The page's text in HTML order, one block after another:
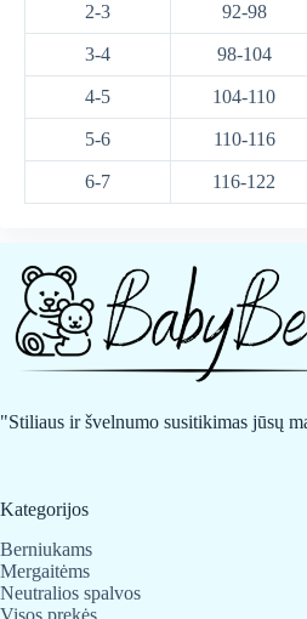
2-3 92-98
3-4 98-104
4-5 104-110
5-6 110-116
6-7 116-122
"Stiliaus ir švelnumo susitikimas jūsų
Kategorijos
Berniukams
Mergaitėms
Neutralios spalvos
Visos prekės